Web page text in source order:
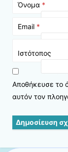
Όνομα *
Email *
Ιστότοπος
Αποθήκευσε το
αυτόν τον